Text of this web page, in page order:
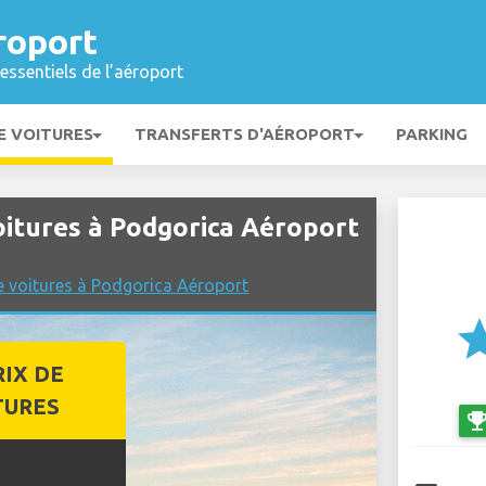
de l’aéroport
VOITURES TRANSFERTS D'AÉROPORT PARKING
à Podgorica Aéroport
voitures à Podgorica Aéroport
DE